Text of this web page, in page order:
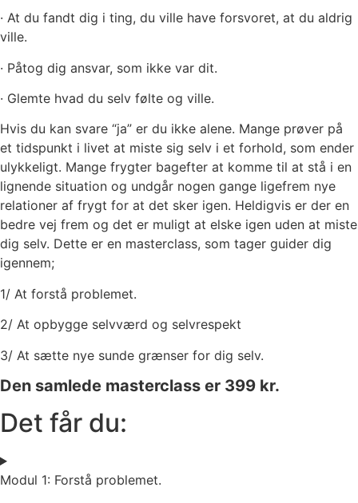
· At du fandt dig i ting, du ville have forsvoret, at du aldrig
ville.
· Påtog dig ansvar, som ikke var dit.
· Glemte hvad du selv følte og ville.
Hvis du kan svare “ja” er du ikke alene. Mange prøver på
et tidspunkt i livet at miste sig selv i et forhold, som ender
ulykkeligt. Mange frygter bagefter at komme til at stå i en
lignende situation og undgår nogen gange ligefrem nye
relationer af frygt for at det sker igen. Heldigvis er der en
bedre vej frem og det er muligt at elske igen uden at miste
dig selv. Dette er en masterclass, som tager guider dig
igennem;
1/ At forstå problemet.
2/ At opbygge selvværd og selvrespekt
3/ At sætte nye sunde grænser for dig selv.
Den samlede masterclass er 399 kr.
Det får du:
Modul 1: Forstå problemet.